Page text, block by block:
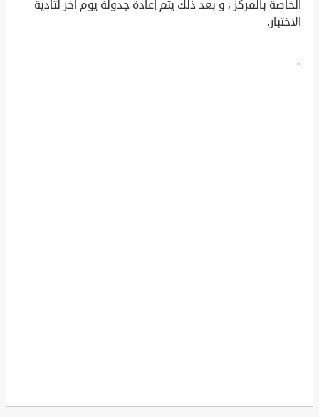
الخاصة بالمركز ، و بعد ذلك يتم إعادة جدولة يوم آخر لتأدية
الاختبار.
"